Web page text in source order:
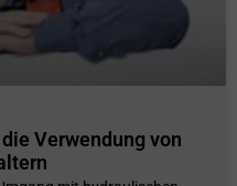
Verwendung von